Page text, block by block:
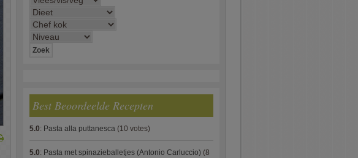
Best Beoordeelde Recepten
5.0: Pasta alla puttanesca (10 votes)
5.0: Pasta met spinazieballetjes (Antonio Carluccio) (8